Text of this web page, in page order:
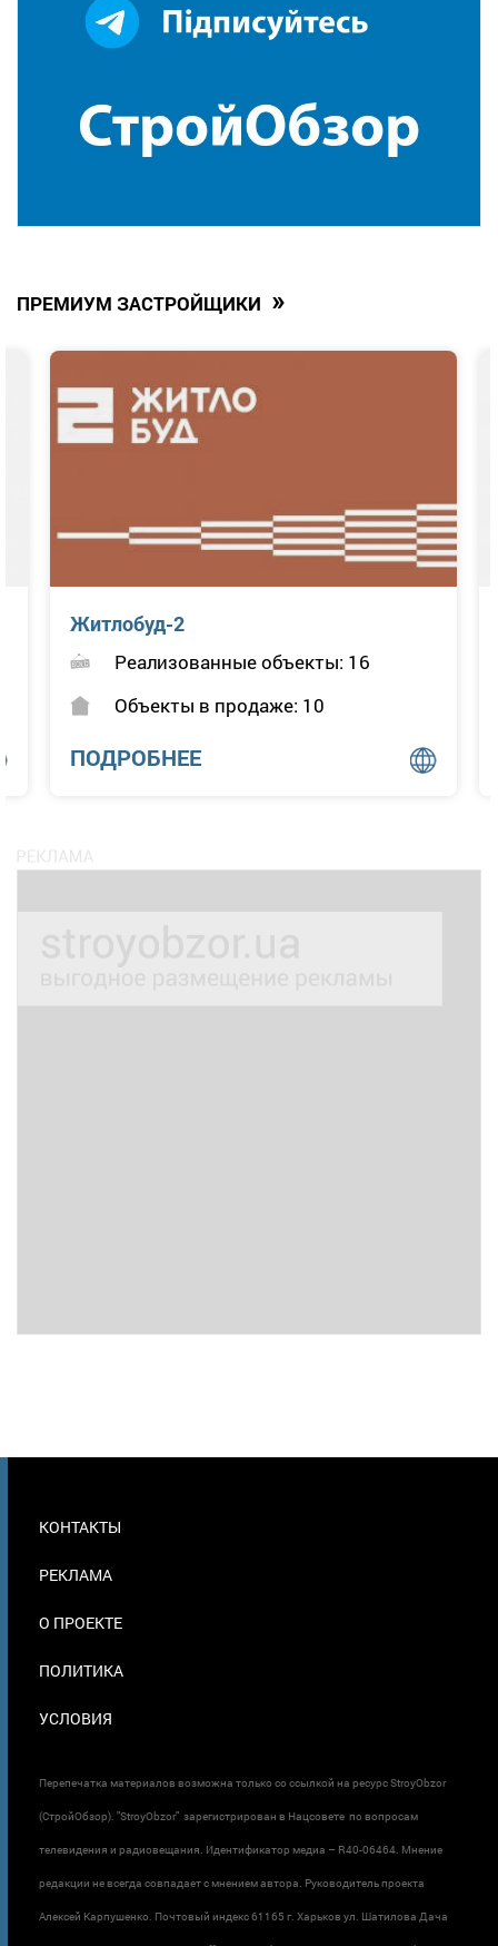
ПРЕМИУМ ЗАСТРОЙЩИКИ »
Житлобуд-2
Реализованные объекты: 16
Объекты в продаже: 10
ПОДРОБНЕЕ
В
КОНТАКТЫ
РЕКЛАМА
О ПРОЕКТЕ
ПОЛИТИКА
УСЛОВИЯ
Перепечатка материалов возможна только со ссылкой на ресурс StroyObzor
(СтройОбзор). "StroyObzor" зарегистрирован в Нацсовете по вопросам
телевидения и радиовещания. Идентификатор медиа – R40-06464. Мнение
редакции не всегда совпадает с мнением автора. Руководитель проекта
Алексей Карпушенко. Почтовый индекс 61165 г. Харьков ул. Шатилова Дача